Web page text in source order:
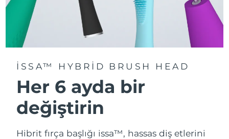
ISSA™ HYBRID BRUSH HEAD
Her 6 ayda bir
değiştirin
Hibrit fırça başlığı issa™, hassas diş etlerini